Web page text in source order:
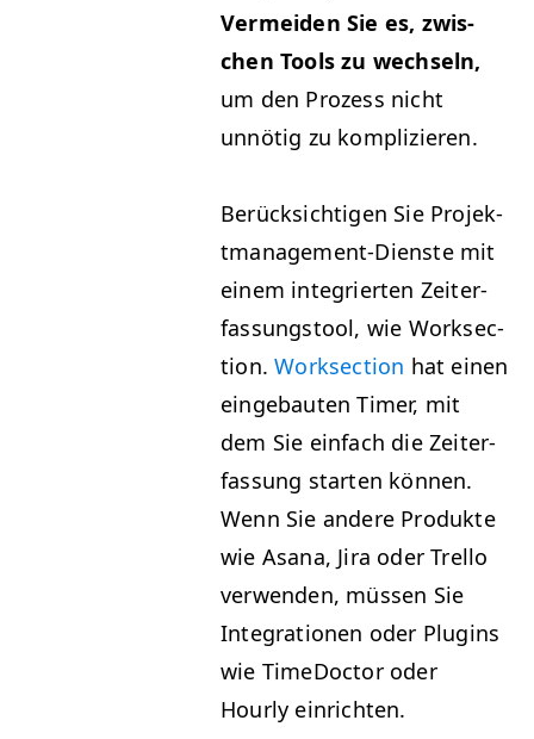
Ver­mei­den Sie es, zwis­
chen Tools zu wech­seln,
um den Prozess nicht
unnötig zu komplizieren.
Berück­sichti­gen Sie Pro­jek­
t­man­age­ment-Dien­ste mit
einem inte­gri­erten Zeit­er­
fas­sungstool, wie Work­sec­
tion.Work­sec­tion hat einen
einge­baut­en Timer, mit
dem Sie ein­fach die Zeit­er­
fas­sung starten kön­nen.
Wenn Sie andere Pro­duk­te
wie Asana, Jira oder Trel­lo
ver­wen­den, müssen Sie
Inte­gra­tio­nen oder Plu­g­ins
wie Time­Doc­tor oder
Hourly einrichten.